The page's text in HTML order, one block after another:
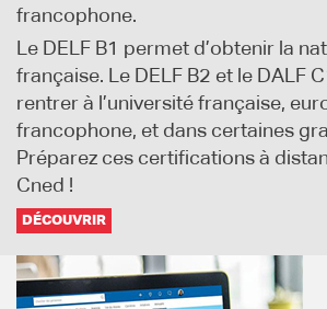
francophone.
Le DELF B1 permet d’obtenir la
française. Le DELF B2 et le DALF
rentrer à l’université française,
francophone, et dans certaines
Préparez ces certifications à
Cned !
DÉCOUVRIR